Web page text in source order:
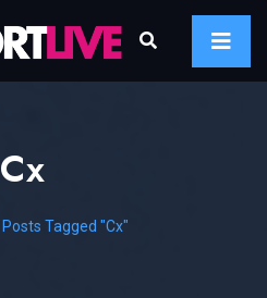
Cx
Posts Tagged "cx"